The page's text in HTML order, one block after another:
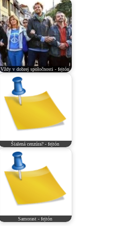
Vždy v dobrej spoločnosti - fejtón
Šialená cenzúra? - fejtón
Samorast - fejtón